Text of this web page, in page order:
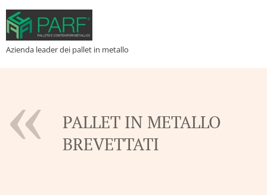
Azienda leader dei pallet in metallo
PALLET IN METALLO
BREVETTATI